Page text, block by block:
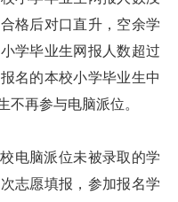
格后对口直升，空余学
学毕业生网报人数超过
名的本校小学毕业生中
不再参与电脑派位。
电脑派位未被录取的学
志愿填报，参加报名学